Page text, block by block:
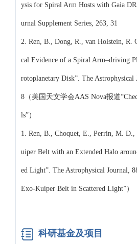
ysis for Spiral Arm Hosts with Gaia
urnal Supplement Series, 263, 31
2. Ren, B., Dong, R., van Holstein, R.
cal Evidence of a Spiral Arm–driving
rotoplanetary Disk”. The
8（美国天文学会AAS Nova报道
ls”）
1. Ren, B., Choquet, E., Perrin, M.
uiper Belt with an Extended Halo
ed Light”. The Astrophysical Journal,
Exo-Kuiper Belt in Scattered Light”）
科研基金及项目